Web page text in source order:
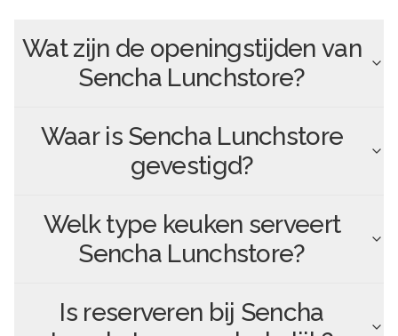
Wat zijn de openingstijden van
Sencha Lunchstore?
Waar is Sencha Lunchstore
gevestigd?
Welk type keuken serveert
Sencha Lunchstore?
Is reserveren bij Sencha